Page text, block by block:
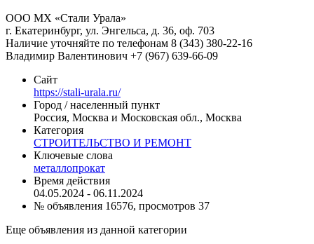
ООО МХ «Стали Урала»
г. Екатеринбург, ул. Энгельса, д. 36, оф. 703
Наличие уточняйте по телефонам 8 (343) 380-22-16
Владимир Валентинович +7 (967) 639-66-09
Сайт
https://stali-urala.ru/
Город / населенный пункт
Россия, Москва и Московская обл., Москва
Категория
СТРОИТЕЛЬСТВО И РЕМОНТ
Ключевые слова
металлопрокат
Время действия
04.05.2024 - 06.11.2024
№ объявления 16576, просмотров 37
Еще объявления из данной категории